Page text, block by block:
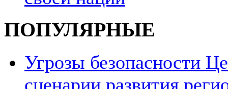
ПОПУЛЯРНЫЕ
Угрозы безопасности
сценарии развития